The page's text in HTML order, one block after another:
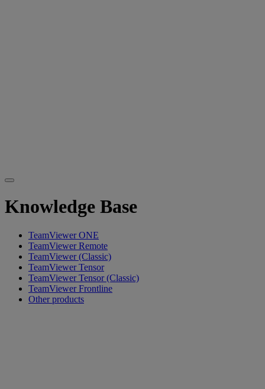
Knowledge Base
TeamViewer ONE
TeamViewer Remote
TeamViewer (Classic)
TeamViewer Tensor
TeamViewer Tensor (Classic)
TeamViewer Frontline
Other products